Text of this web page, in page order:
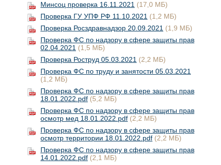
Минсоц проверка 16.11.2021 (17,0 МБ)
Проверка ГУ УПФ РФ 11.10.2021 (1,2 МБ)
Проверка Росздравнадзор 20.09.2021 (1,9 МБ)
Проверка ФС по надзору в сфере защиты прав
02.04.2021 (1,5 МБ)
Проверка Роструд 05.03.2021 (2,2 МБ)
Проверка ФС по труду и занятости 05.03.2021
(1,2 МБ)
Проверка ФС по надзору в сфере защиты прав
18.01.2022.pdf (5,2 МБ)
Проверка ФС по надзору в сфере защиты прав
осмотр мед 18.01.2022.pdf (2,2 МБ)
Проверка ФС по надзору в сфере защиты прав
осмотр территории 18.01.2022.pdf (2,2 МБ)
Проверка ФС по надзору в сфере защиты прав
14.01.2022.pdf (2,1 МБ)